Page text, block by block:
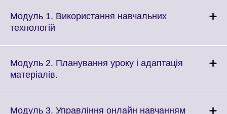
Модуль 1. Використання навчальних
технологій
More
Модуль 2. Планування уроку і адаптація
матеріалів.
More
Модуль 3. Управління онлайн навчаннямClick